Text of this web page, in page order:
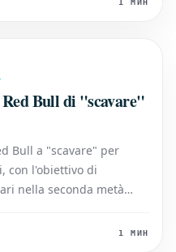
1 МИН
Bull di "scavare"
Bull a "scavare" per
con l'obiettivo di
nella seconda metà
RB22 negli ultimi1 МИН